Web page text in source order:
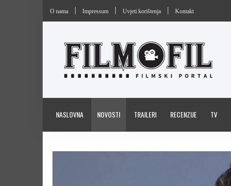
O nama Impressum Uvjeti korištenja Kontakt
NASLOVNA NOVOSTI TRAILERI RECENZIJE TV